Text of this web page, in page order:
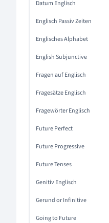
Datum Englisch
Englisch Passiv Zeiten
Englisches Alphabet
English Subjunctive
Fragen auf Englisch
Fragesätze Englisch
Fragewörter Englisch
Future Perfect
Future Progressive
Future Tenses
Genitiv Englisch
Gerund or Infinitive
Going to Future